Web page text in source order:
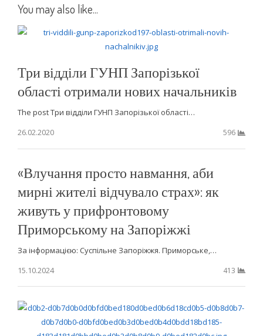
You may also like...
Три відділи ГУНП Запорізької
області отримали нових начальників
The post Три відділи ГУНП Запорізької області…
26.02.2020
596
«Влучання просто навмання, аби
мирні жителі відчувало страх»: як
живуть у прифронтовому
Приморському на Запоріжжі
За інформацією: Суспільне Запоріжжя. Приморське,…
15.10.2024
413